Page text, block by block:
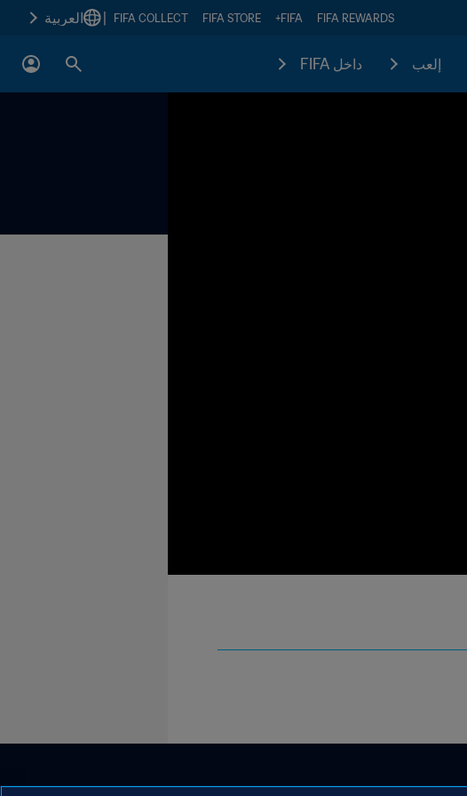
FIFA REWARDS
FIFA+
FIFA STORE
FIFA COLLECT العربية
إلعب داخل FIFA